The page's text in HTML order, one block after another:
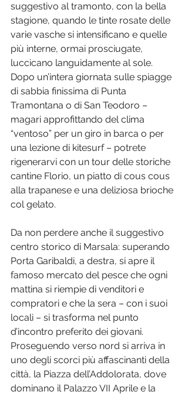
suggestivo al tramonto, con la bella
stagione, quando le tinte rosate delle
varie vasche si intensificano e quelle
più interne, ormai prosciugate,
luccicano languidamente al sole.
Dopo un’intera giornata sulle spiagge
di sabbia finissima di Punta
Tramontana o di San Teodoro –
magari approfittando del clima
“ventoso” per un giro in barca o per
una lezione di kitesurf – potrete
rigenerarvi con un tour delle storiche
cantine Florio, un piatto di cous cous
alla trapanese e una deliziosa brioche
col gelato.
Da non perdere anche il suggestivo
centro storico di Marsala: superando
Porta Garibaldi, a destra, si apre il
famoso mercato del pesce che ogni
mattina si riempie di venditori e
compratori e che la sera – con i suoi
locali – si trasforma nel punto
d’incontro preferito dei giovani.
Proseguendo verso nord si arriva in
uno degli scorci più affascinanti della
città, la Piazza dell’Addolorata, dove
dominano il Palazzo VII Aprile e la